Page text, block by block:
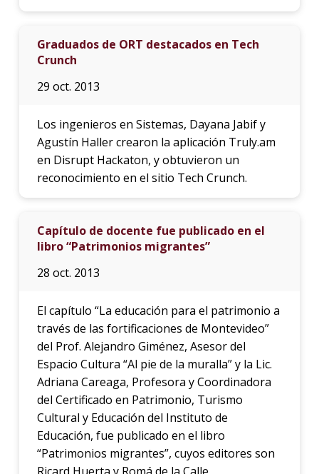
Graduados de ORT destacados en Tech
Crunch
29 oct. 2013
Los ingenieros en Sistemas, Dayana Jabif y
Agustín Haller crearon la aplicación Truly.am
en Disrupt Hackaton, y obtuvieron un
reconocimiento en el sitio Tech Crunch.
Capítulo de docente fue publicado en el
libro “Patrimonios migrantes”
28 oct. 2013
El capítulo “La educación para el patrimonio a
través de las fortificaciones de Montevideo”
del Prof. Alejandro Giménez, Asesor del
Espacio Cultura “Al pie de la muralla” y la Lic.
Adriana Careaga, Profesora y Coordinadora
del Certificado en Patrimonio, Turismo
Cultural y Educación del Instituto de
Educación, fue publicado en el libro
“Patrimonios migrantes”, cuyos editores son